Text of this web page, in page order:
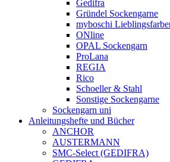
Gedifra
Gründel Sockengarne
myboschi
ONline
OPAL Sockengarn
ProLana
REGIA
Rico
Schoeller & Stahl
Sonstige Sockengarne
Sockengarn uni
Anleitungshefte und Bücher
ANCHOR
AUSTERMANN
SMC-Select (GEDIFRA)